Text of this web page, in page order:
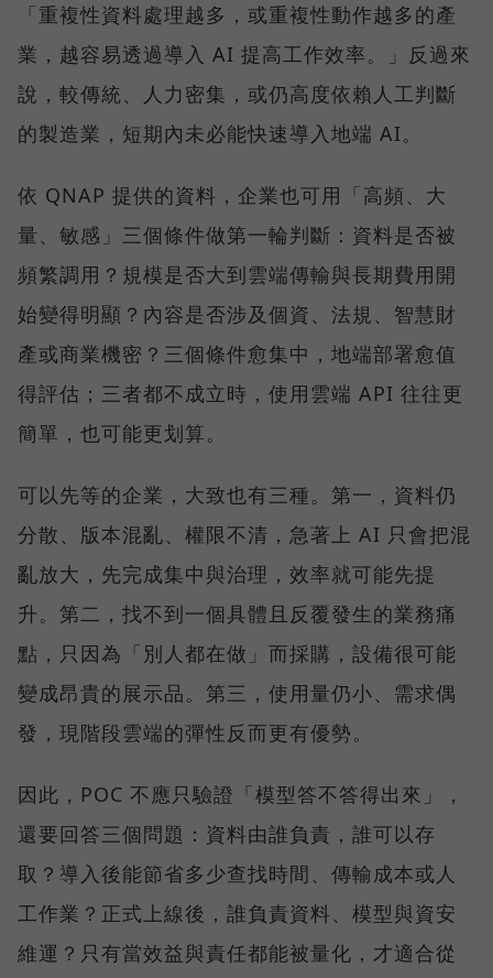
「重複性資料處理越多，或重複性動作越多的產
業，越容易透過導入 AI 提高工作效率。」反過來
說，較傳統、人力密集，或仍高度依賴人工判斷
的製造業，短期內未必能快速導入地端 AI。
依 QNAP 提供的資料，企業也可用「高頻、大
量、敏感」三個條件做第一輪判斷：資料是否被
頻繁調用？規模是否大到雲端傳輸與長期費用開
始變得明顯？內容是否涉及個資、法規、智慧財
產或商業機密？三個條件愈集中，地端部署愈值
得評估；三者都不成立時，使用雲端 API 往往更
簡單，也可能更划算。
可以先等的企業，大致也有三種。第一，資料仍
分散、版本混亂、權限不清，急著上 AI 只會把混
亂放大，先完成集中與治理，效率就可能先提
升。第二，找不到一個具體且反覆發生的業務痛
點，只因為「別人都在做」而採購，設備很可能
變成昂貴的展示品。第三，使用量仍小、需求偶
發，現階段雲端的彈性反而更有優勢。
因此，POC 不應只驗證「模型答不答得出來」，
還要回答三個問題：資料由誰負責，誰可以存
取？導入後能節省多少查找時間、傳輸成本或人
工作業？正式上線後，誰負責資料、模型與資安
維運？只有當效益與責任都能被量化，才適合從